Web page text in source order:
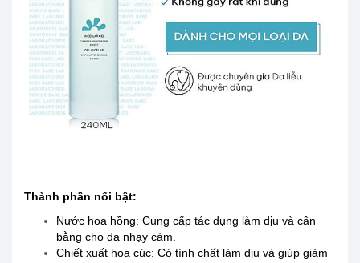
Thành phần nổi bật:
Nước hoa hồng: Cung cấp tác dụng làm dịu và cân
bằng cho da nhạy cảm.
Chiết xuất hoa cúc: Có tính chất làm dịu và giúp giảm